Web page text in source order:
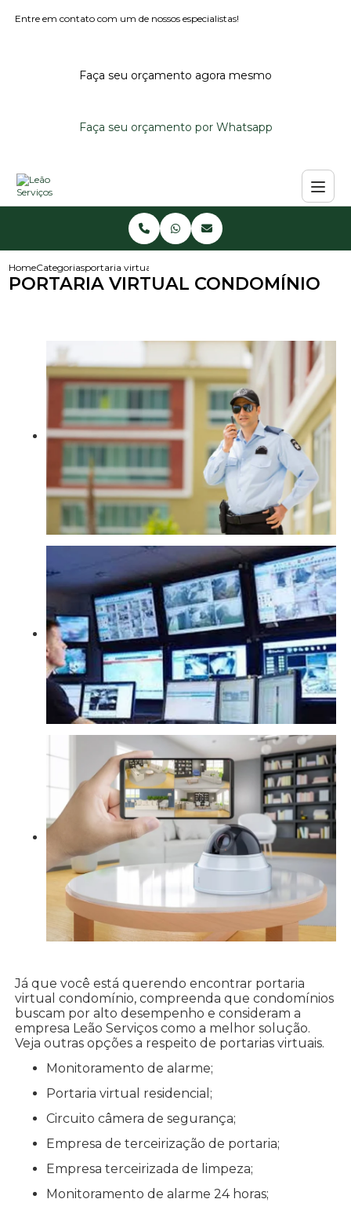
Entre em contato com um de nossos especialistas!
Faça seu orçamento agora mesmo
Faça seu orçamento por Whatsapp
HomeCategoriasportaria virtual condominio
PORTARIA VIRTUAL CONDOMÍNIO
Já que você está querendo encontrar portaria
virtual condomínio, compreenda que condomínios
buscam por alto desempenho e consideram a
empresa Leão Serviços como a melhor solução.
Veja outras opções a respeito de portarias virtuais.
monitoramento de alarme;
portaria virtual residencial;
circuito câmera de segurança;
empresa de terceirização de portaria;
empresa terceirizada de limpeza;
monitoramento de alarme 24 horas;